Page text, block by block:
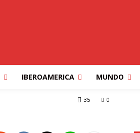
IBEROAMERICA MUNDO
0
35